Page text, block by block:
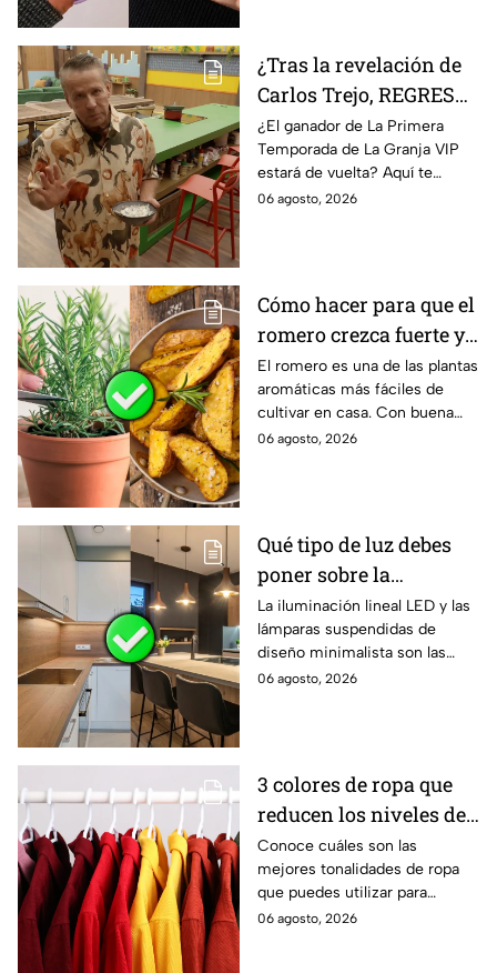
¿Tras la revelación de
Carlos Trejo, REGRESA
Alfredo Adame a La
Granja VIP? Esto es lo
que debes saber
¿El ganador de La Primera
Temporada de La Granja VIP
estará de vuelta? Aquí te
decimos todo lo que se sabe
06 agosto, 2026
Cómo hacer para que el
romero crezca fuerte y
tener condimentos
durante todo el año
El romero es una de las plantas
aromáticas más fáciles de
cultivar en casa. Con buena
luz, un riego moderado y
06 agosto, 2026
Qué tipo de luz debes
poner sobre la
encimera para
agrandar la cocina
La iluminación lineal LED y las
lámparas suspendidas de
diseño minimalista son las
opciones preferidas por los
este espacio puede
transformar visualmente el
lugar sin realizar una
remodelación.
06 agosto, 2026
3 colores de ropa que
reducen los niveles de
ansiedad en entornos
laborales estresantes
Conoce cuáles son las
mejores tonalidades de ropa
que puedes utilizar para
reducir el estrés y la ansiedad
06 agosto, 2026